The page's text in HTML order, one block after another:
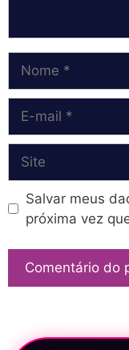
mail
Salvar meus
próxima vez